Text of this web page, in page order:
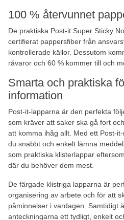
100 % återvunnet
De praktiska Post-it Super Sticky
certifierat pappersfiber från
kontrollerade källor. Dessutom
råvaror och 60 % kommer till och
Smarta och praktiska
information
Post-it-lapparna är den perfekta
som kräver att saker ska gå fort
att komma ihåg allt. Med ett Post-
du snabbt och enkelt lämna
som praktiska klisterlappar
där du behöver dem mest.
De färgade klistriga lapparna är
organisering av arbete och för att
påminnelser i vardagen. Samtidigt
anteckningarna ett tydligt, enkelt